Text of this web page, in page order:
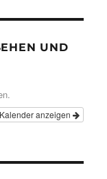
UND
Kalender anzeigen